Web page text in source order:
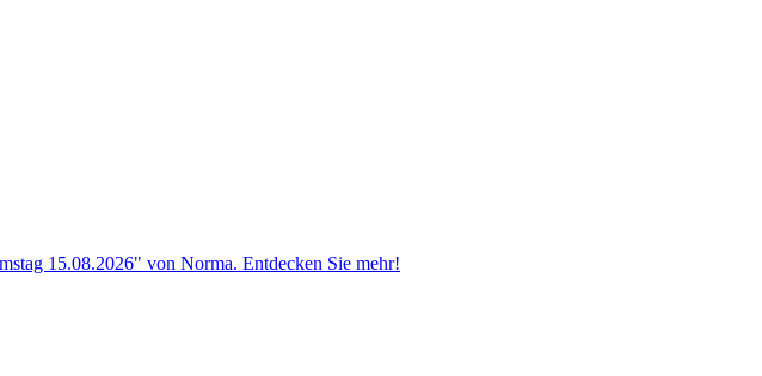
15.08.2026" von Norma. Entdecken Sie mehr!